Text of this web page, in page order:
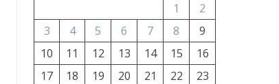
1
2
3
4 5 6 7 8
9
10
11 12 13 14 15
16
17
18 19 20 21 22
23